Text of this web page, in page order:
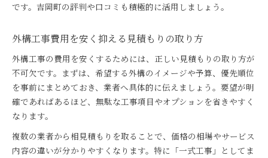
です。吉岡町の評判や口コミも積極的に活用しましょう。
外構工事費用を安く抑える見積もりの取り方
外構工事の費用を安くするためには、正しい見積もりの取り方が
不可欠です。まずは、希望する外構のイメージや予算、優先順位
を事前にまとめておき、業者へ具体的に伝えましょう。要望が明
確であればあるほど、無駄な工事項目やオプションを省きやすく
なります。
複数の業者から相見積もりを取ることで、価格の相場やサービス
内容の違いが分かりやすくなります。特に「一式工事」としてま